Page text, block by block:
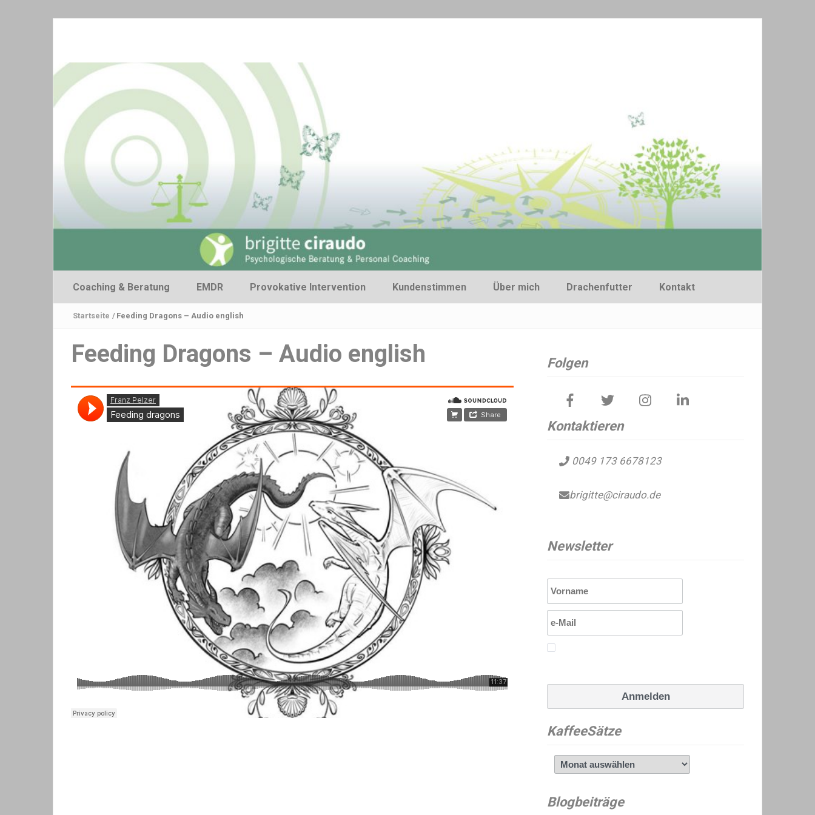
Coaching & Beratung EMDR Provokative Intervention Kundenstimmen Über mich Drachenfutter Kontakt
Startseite / Feeding Dragons – Audio english
Feeding Dragons – Audio english Folgen
Kontaktieren
0049 173 6678123
brigitte@ciraudo.de
Newsletter
KaffeeSätze
KaffeeSätze
Blogbeiträge